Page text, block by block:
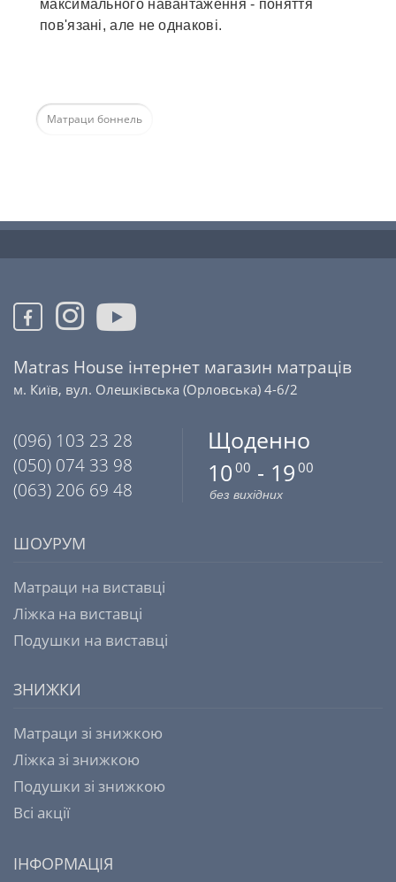
максимального навантаження - поняття
пов'язані, але не однакові.
Матраци боннель
Matras House інтернет магазин матраців
м. Київ, вул. Олешківська (Орловська) 4-6/2
(096) 103 23 28
(050) 074 33 98
(063) 206 69 48
Щоденно
10 00 - 19 00
без вихідних
ШОУРУМ
Матраци на виставці
Ліжка на виставці
Подушки на виставці
ЗНИЖКИ
Матраци зі знижкою
Ліжка зі знижкою
Подушки зі знижкою
Всі акції
ІНФОРМАЦІЯ